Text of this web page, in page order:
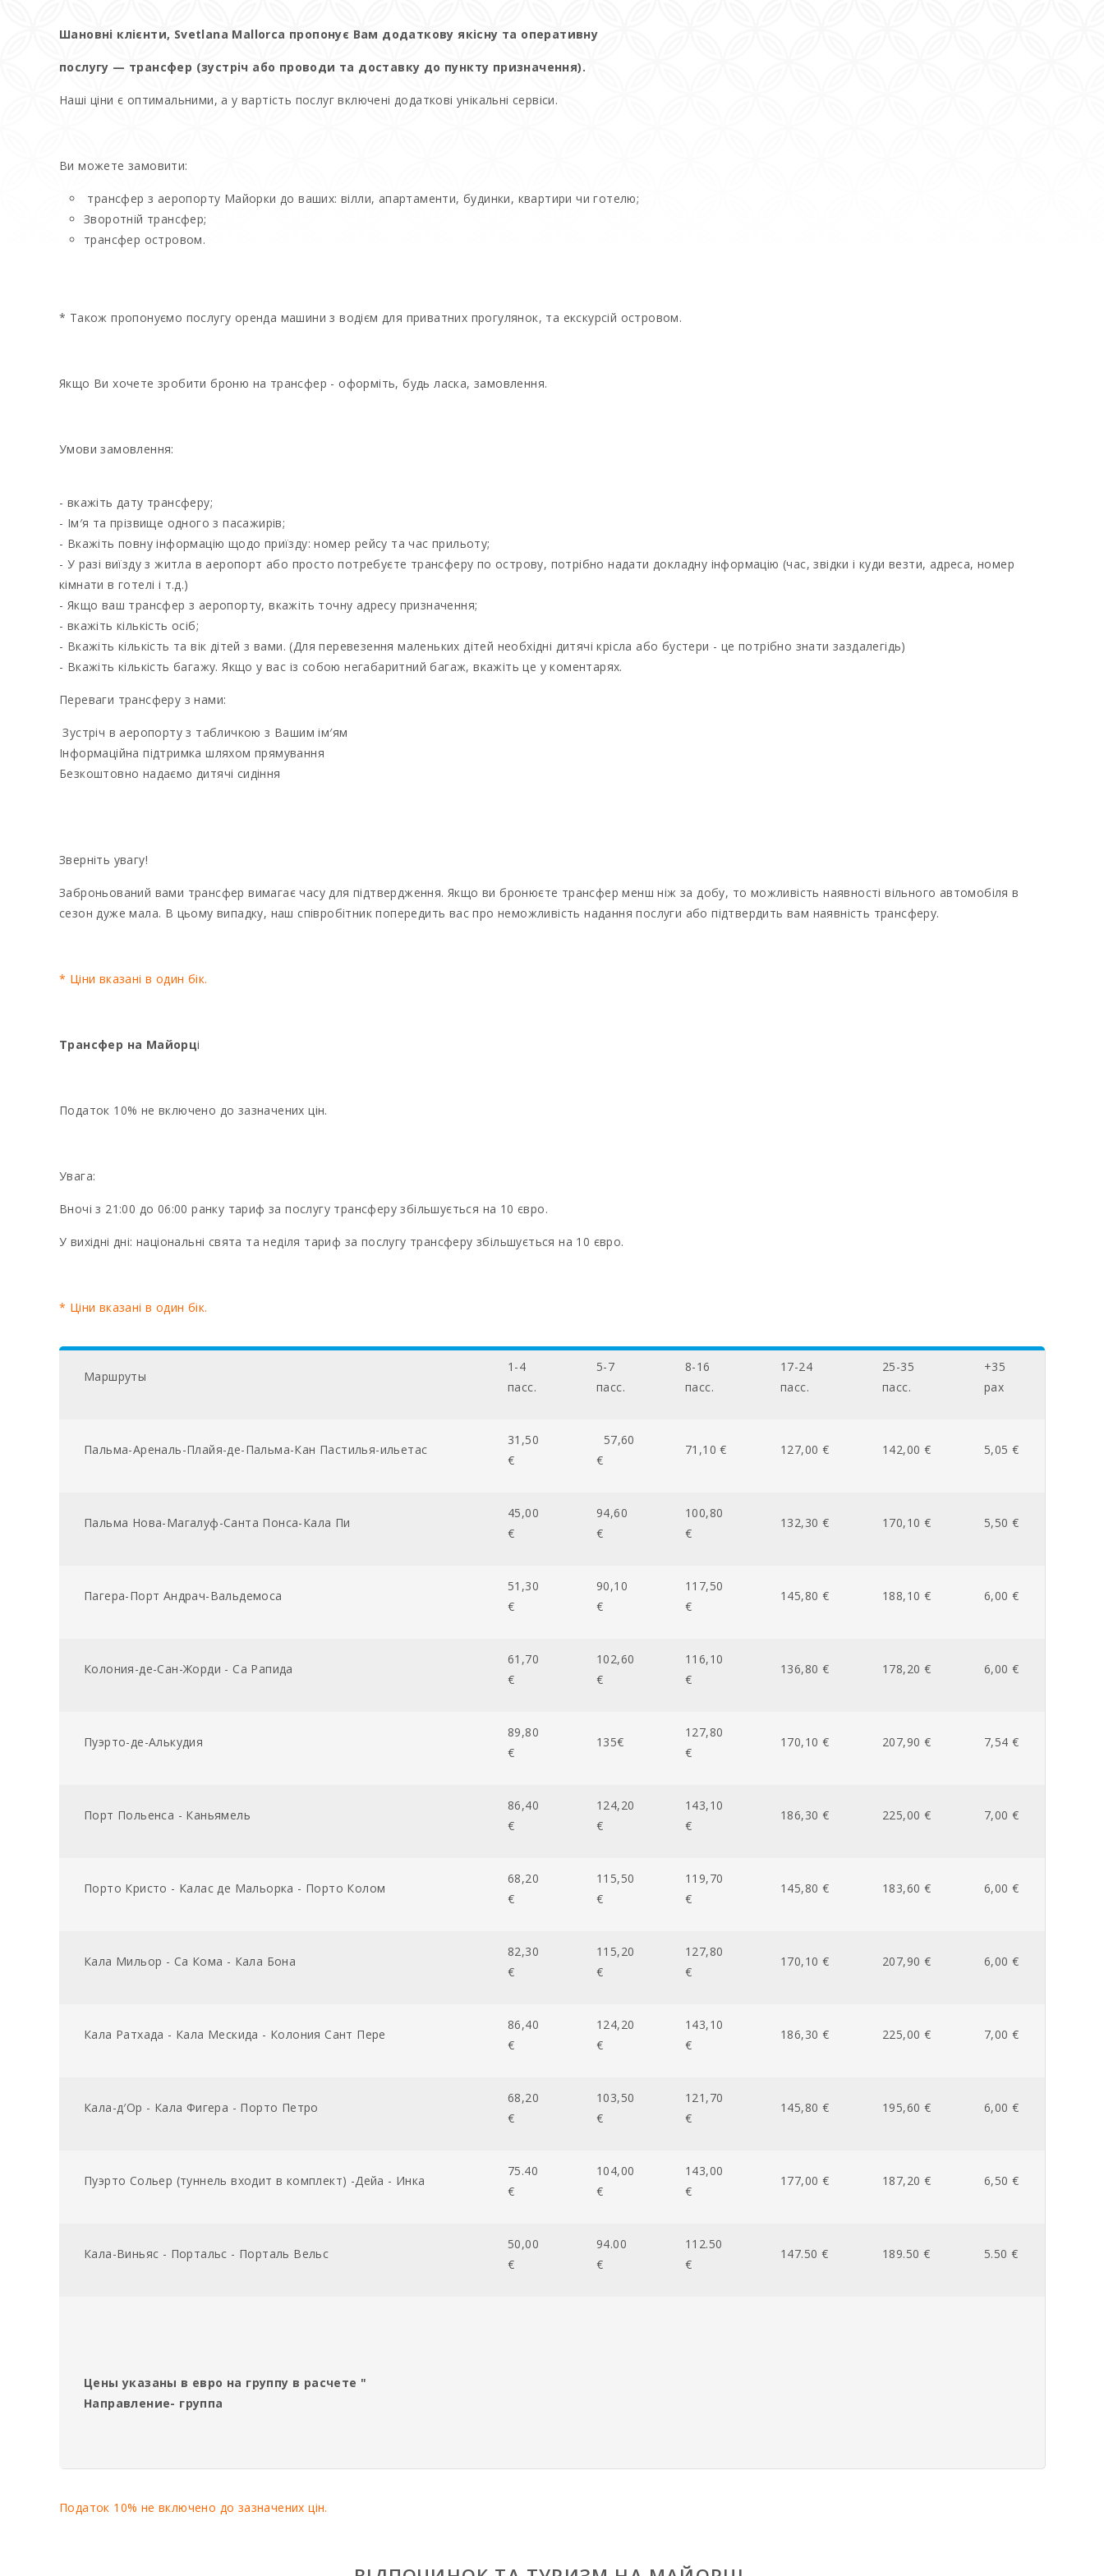
Шановні клієнти, Svetlana Mallorca пропонує Вам додаткову якісну та оперативну
послугу — трансфер (зустріч або проводи та доставку до пункту призначення).
Наші ціни є оптимальними, а у вартість послуг включені додаткові унікальні сервіси.
Ви можете замовити:
трансфер з аеропорту Майорки до ваших: вілли, апартаменти, будинки, квартири чи готелю;
Зворотній трансфер;
трансфер островом.
* Також пропонуємо послугу оренда машини з водієм для приватних прогулянок, та екскурсій островом.
Якщо Ви хочете зробити броню на трансфер - оформіть, будь ласка, замовлення.
Умови замовлення:
- вкажіть дату трансферу;
- Ім′я та прізвище одного з пасажирів;
- Вкажіть повну інформацію щодо приїзду: номер рейсу та час прильоту;
- У разі виїзду з житла в аеропорт або просто потребуєте трансферу по острову, потрібно надати докладну інформацію (час, звідки і куди везти, адреса, номер
кімнати в готелі і т.д.)
- Якщо ваш трансфер з аеропорту, вкажіть точну адресу призначення;
- вкажіть кількість осіб;
- Вкажіть кількість та вік дітей з вами. (Для перевезення маленьких дітей необхідні дитячі крісла або бустери - це потрібно знати заздалегідь)
- Вкажіть кількість багажу. Якщо у вас із собою негабаритний багаж, вкажіть це у коментарях.
Переваги трансферу з нами:
Зустріч в аеропорту з табличкою з Вашим ім′ям
Інформаційна підтримка шляхом прямування
Безкоштовно надаємо дитячі сидіння
Зверніть увагу!
Заброньований вами трансфер вимагає часу для підтвердження. Якщо ви бронюєте трансфер менш ніж за добу, то можливість наявності вільного автомобіля в
сезон дуже мала. В цьому випадку, наш співробітник попередить вас про неможливість надання послуги або підтвердить вам наявність трансферу.
* Ціни вказані в один бік.
Трансфер на Майорці
Податок 10% не включено до зазначених цін.
Увага:
Вночі з 21:00 до 06:00 ранку тариф за послугу трансферу збільшується на 10 євро.
У вихідні дні: національні свята та неділя тариф за послугу трансферу збільшується на 10 євро.
* Ціни вказані в один бік.
Маршруты
1-4
пасc.
5-7
пасc.
8-16
пасc.
17-24
пасc.
25-35
пасc.
+35
pax
Пальма-Ареналь-Плайя-де-Пальма-Кан Пастилья-ильетас
31,50
€
57,60
€
71,10 € 127,00 € 142,00 € 5,05 €
Пальма Нова-Магалуф-Санта Понса-Кала Пи
45,00
€
94,60
€
100,80
€
132,30 € 170,10 € 5,50 €
Пагерa-Порт Андрач-Вальдемоса
51,30
€
90,10
€
117,50
€
145,80 € 188,10 € 6,00 €
Колония-де-Сан-Жорди - Са Рапида
61,70
€
102,60
€
116,10
€
136,80 € 178,20 € 6,00 €
Пуэрто-де-Алькудия
89,80
€
135€
127,80
€
170,10 € 207,90 € 7,54 €
Порт Польенса - Каньямель
86,40
€
124,20
€
143,10
€
186,30 € 225,00 € 7,00 €
Порто Кристо - Калас де Мальорка - Порто Колом
68,20
€
115,50
€
119,70
€
145,80 € 183,60 € 6,00 €
Кала Мильор - Са Кома - Кала Бона
82,30
€
115,20
€
127,80
€
170,10 € 207,90 € 6,00 €
Кала Ратхада - Кала Мескида - Колония Сант Пере
86,40
€
124,20
€
143,10
€
186,30 € 225,00 € 7,00 €
Кала-д′Ор - Кала Фигера - Порто Петро
68,20
€
103,50
€
121,70
€
145,80 € 195,60 € 6,00 €
Пуэрто Сольер (туннель входит в комплект) -Дейа - Инка
75.40
€
104,00
€
143,00
€
177,00 € 187,20 € 6,50 €
Кала-Виньяс - Портальс - Порталь Вельс
50,00
€
94.00
€
112.50
€
147.50 € 189.50 € 5.50 €
Цены указаны в евро на группу в расчете "
Направление- группа
Податок 10% не включено до зазначених цін.